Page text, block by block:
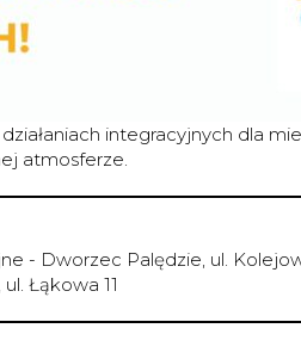
integracyjnych dla
atmosferze.
- Dworzec Palędzie, ul.
Łąkowa 11